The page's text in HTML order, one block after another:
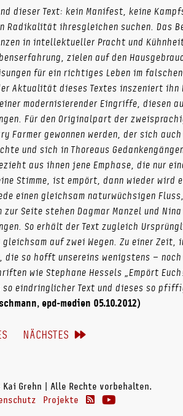
dieser Text: kein Manifest, keine
Radikalität ihresgleichen suchen. Das
in intellektueller Pracht und
zielen auf den
für ein richtiges Leben im
Aktualität dieses Textes inszeniert ihn
modernisierender Eingriffe, diesen
Für den Originalpart der
Farmer gewonnen werden, der sich
und sich in Thoreaus
aus ihnen jene Emphase, die nur
Stimme, ist empört, dann wieder
einen gleichsam naturwüchsigen
Seite stehen Dagmar Manzel und
So erhält der Text zugleich
auf zwei Wegen. Zu einer Zeit,
die so hofft unsereins wenigstens –
wie Stephane Hessels „Empört
so eindringlicher Text und dieses so
epd-medien 05.10.2012)
NÄCHSTES
Grehn | Alle Rechte vorbehalten.
Projekte